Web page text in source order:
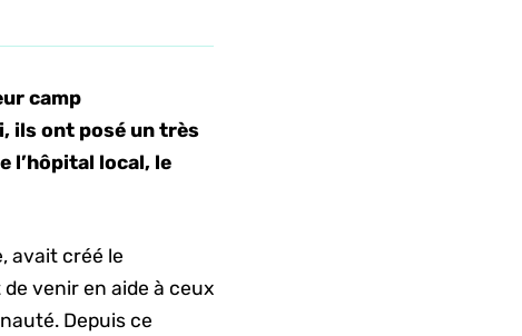
camp
ils ont posé un très
l’hôpital local, le
avait créé le
venir en aide à ceux
Depuis ce